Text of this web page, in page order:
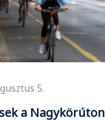
5.
a Nagykörúton